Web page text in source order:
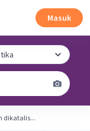
Masuk
dikatalis...